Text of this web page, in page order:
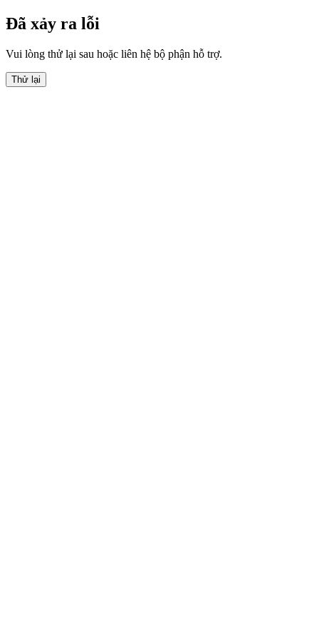
Đã xảy ra lỗi
Vui lòng thử lại sau hoặc liên hệ bộ phận hỗ trợ.
Thử lại